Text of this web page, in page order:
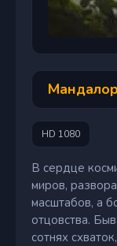
HD 1080
В сердце
миров,
масштабов, а
отцовства.
сотнях